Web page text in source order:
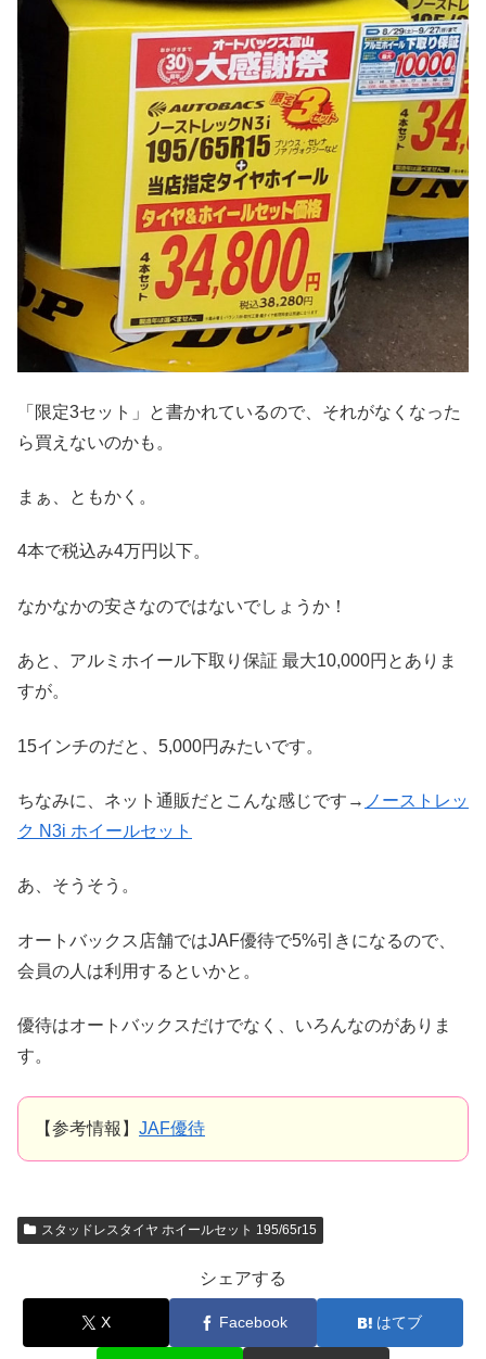
「限定3セット」と書かれているので、それがなくなった
ら買えないのかも。
まぁ、ともかく。
4本で税込み4万円以下。
なかなかの安さなのではないでしょうか！
あと、アルミホイール下取り保証 最大10,000円とありま
すが。
15インチのだと、5,000円みたいです。
ちなみに、ネット通販だとこんな感じです→ ノーストレッ
ク N3i ホイールセット
あ、そうそう。
オートバックス店舗ではJAF優待で5%引きになるので、
会員の人は利用するといかと。
優待はオートバックスだけでなく、いろんなのがありま
す。
【参考情報】 JAF優待
スタッドレスタイヤ ホイールセット 195/65r15
シェアする
X Facebook はてブ